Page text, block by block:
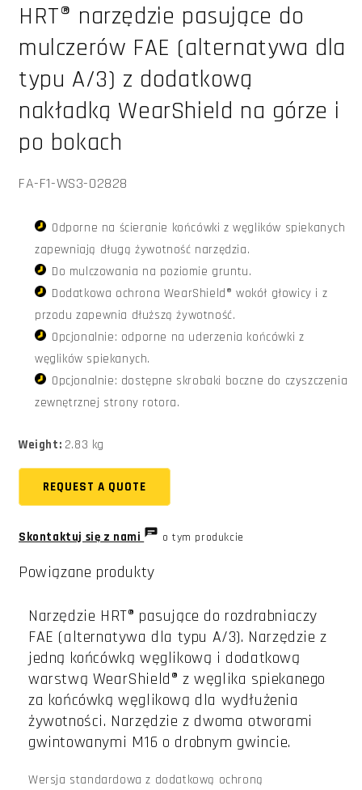
1
w
modalnym
HRT® narzędzie pasujące do
mulczerów FAE (alternatywa dla
typu A/3) z dodatkową
nakładką WearShield na górze i
po bokach
SKU:
FA-F1-WS3-02828
Odporne na ścieranie końcówki z węglików spiekanych
zapewniają długą żywotność narzędzia.
Do mulczowania na poziomie gruntu.
Dodatkowa ochrona WearShield® wokół głowicy i z
przodu zapewnia dłuższą żywotność.
Opcjonalnie: odporne na uderzenia końcówki z
węglików spiekanych.
Opcjonalnie: dostępne skrobaki boczne do czyszczenia
zewnętrznej strony rotora.
Weight: 2.83 kg
REQUEST A QUOTE
Skontaktuj się z nami o tym produkcie
Powiązane produkty
Narzędzie HRT® pasujące do rozdrabniaczy
FAE (alternatywa dla typu A/3). Narzędzie z
jedną końcówką węglikową i dodatkową
warstwą WearShield® z węglika spiekanego
za końcówką węglikową dla wydłużenia
żywotności. Narzędzie z dwoma otworami
gwintowanymi M16 o drobnym gwincie.
Wersja standardowa z dodatkową ochroną